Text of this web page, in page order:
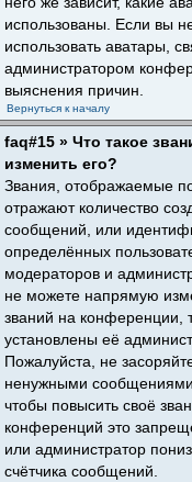
использованы. Если вы
использовать аватары,
администратором
выяснения причин.
Вернуться к началу
faq#15 » Что такое
изменить его?
Звания, отображаемые
отражают количество
сообщений, или
определённых
модераторов и
не можете напрямую
званий на конференции,
установлены её
Пожалуйста, не
ненужными сообщениями
чтобы повысить своё
конференций это
или администратор
счётчика сообщений.